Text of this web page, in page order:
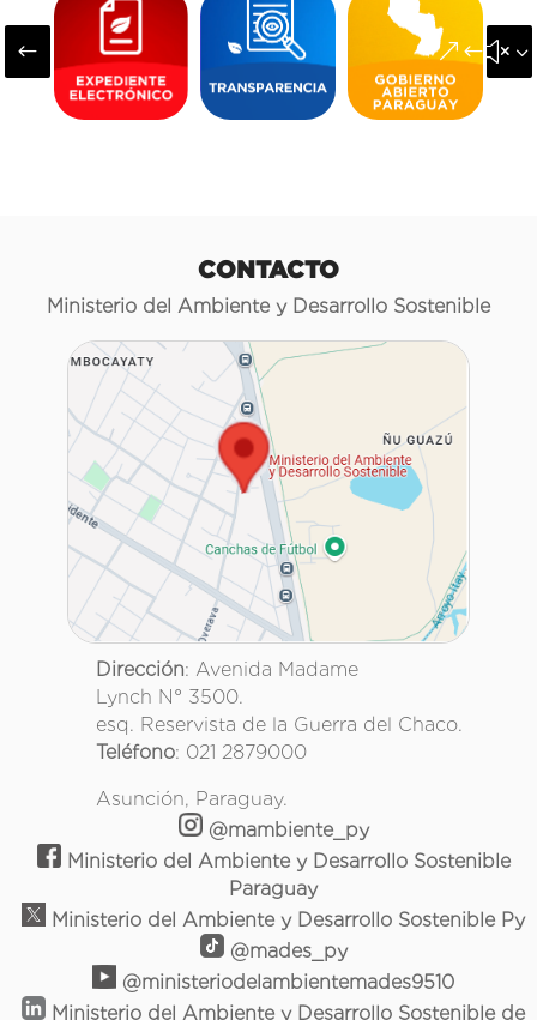
#
CONTACTO
Ministerio del Ambiente y Desarrollo Sostenible
Dirección: Avenida Madame
Lynch N° 3500.
esq. Reservista de la Guerra del Chaco.
Teléfono: 021 2879000
Asunción, Paraguay.
@mambiente_py
Ministerio del Ambiente y Desarrollo Sostenible
Paraguay
Ministerio del Ambiente y Desarrollo Sostenible Py
@mades_py
@ministeriodelambientemades9510
Ministerio del Ambiente y Desarrollo Sostenible de